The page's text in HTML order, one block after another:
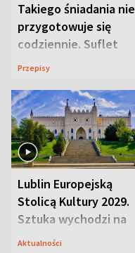
Takiego śniadania nie
przygotowuje się
codziennie. Suflet
serowy zachwyca
Przepisy
Lublin Europejską
Stolicą Kultury 2029.
Sztuka wychodzi na
ulice
Aktualności